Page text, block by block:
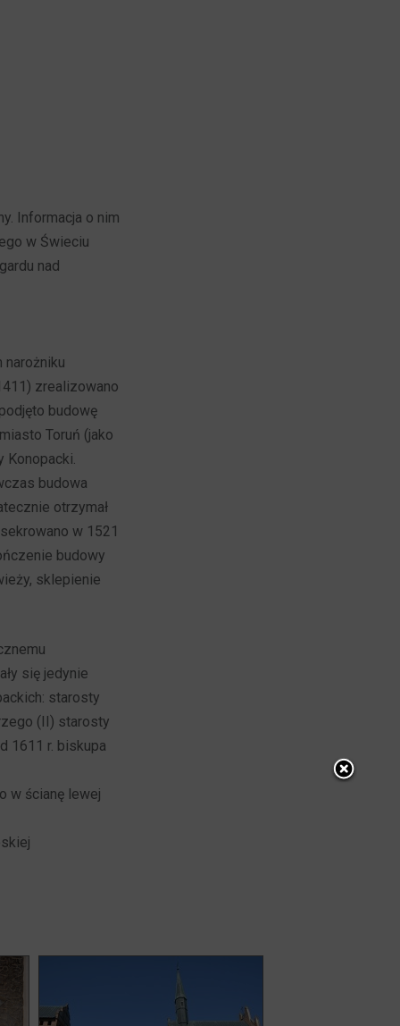
Informacja o nim
w Świeciu
nad
narożniku
zrealizowano
budowę
Toruń (jako
Konopacki.
budowa
otrzymał
w 1521
budowy
sklepienie
się jedynie
starosty
(II) starosty
1611 r. biskupa
w ścianę lewej